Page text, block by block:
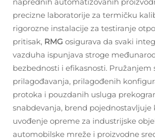
precizne laboratorije za termičku
rigorozne instalacije za testiranje
pritisak, RMG osigurava da svaki
vazduha ispunjava stroge
bezbednosti i efikasnosti. Pružanjem
prilagođavanja, prilagođenih
protoka i pouzdanih usluga
snabdevanja, brend pojednostavljuje
uvođenje opreme za industrijske
automobilske mreže i proizvodne